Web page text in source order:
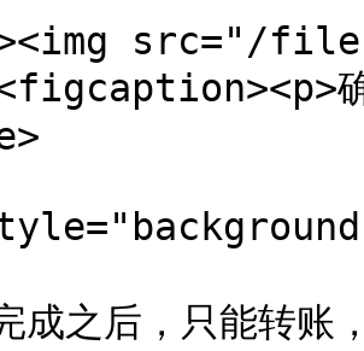
src="/files/
成之后，只能转账